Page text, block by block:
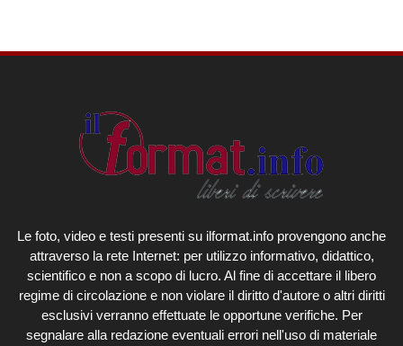
Le foto, video e testi presenti su ilformat.info provengono anche
attraverso la rete Internet: per utilizzo informativo, didattico,
scientifico e non a scopo di lucro. Al fine di accettare il libero
regime di circolazione e non violare il diritto d'autore o altri diritti
esclusivi verranno effettuate le opportune verifiche. Per
segnalare alla redazione eventuali errori nell'uso di materiale